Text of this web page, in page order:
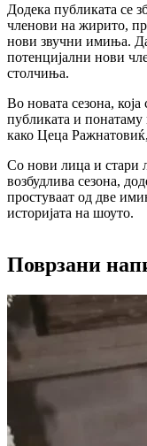
Додека публиката се
членови на жирито,
нови звучни имиња.
потенцијални нови
столчиња.
Во новата сезона,
публиката и понатаму
како Цеца
Со нови лица и стари
возбудлива сезона,
простуваат од две
историјата на шоуто.
Поврзани